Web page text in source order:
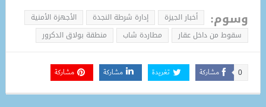
وسوم: أخبار الجيزة إدارة شرطة النجدة
الأجهزة الأمنية
سقوط من داخل عقار
مطاردة شاب منطقة بولاق الدكرور
مشاركة 0 تغريدة مشاركة مشاركة